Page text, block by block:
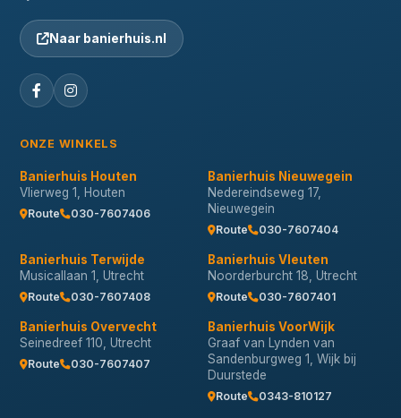
Naar banierhuis.nl
ONZE WINKELS
Banierhuis Houten
Vlierweg 1, Houten
Route 030-7607406
Banierhuis Nieuwegein
Nedereindseweg 17,
Nieuwegein
Route 030-7607404
Banierhuis Terwijde
Musicallaan 1, Utrecht
Route 030-7607408
Banierhuis Vleuten
Noorderburcht 18, Utrecht
Route 030-7607401
Banierhuis Overvecht
Seinedreef 110, Utrecht
Route 030-7607407
Banierhuis VoorWijk
Graaf van Lynden van
Sandenburgweg 1, Wijk bij
Duurstede
Route 0343-810127